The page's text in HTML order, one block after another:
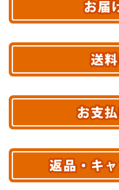
最短
あす着エ
エリアやお届
※ 配送業者による配送
※ 沖縄・離島
送
10,000円未満
ヤ
クレ